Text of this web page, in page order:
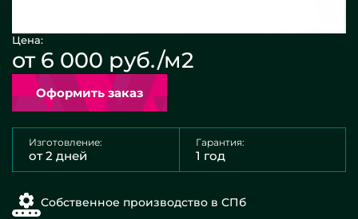
Цена:
от 6 000 руб./м2
Оформить заказ
Изготовление:
от 2 дней
Гарантия:
1 год
Собственное производство в СПб